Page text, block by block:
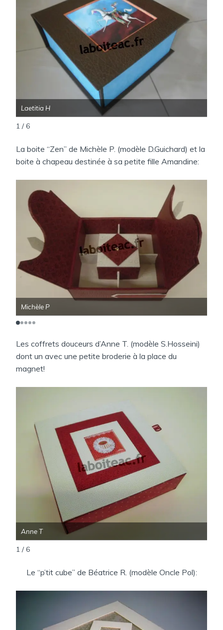
Laetitia H
1 / 6
La boite “Zen” de Michèle P. (modèle D.Guichard) et la
boite à chapeau destinée à sa petite fille Amandine:
Michèle P
Les coffrets douceurs d’Anne T. (modèle S.Hosseini)
dont un avec une petite broderie à la place du
magnet!
Anne T
1 / 6
Le “p’tit cube” de Béatrice R. (modèle Oncle Pol):